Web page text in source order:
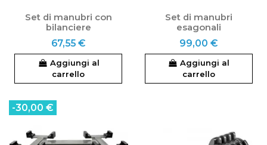
Set di manubri con
bilanciere
67,55 €
Aggiungi al
carrello
Set di manubri
esagonali
99,00 €
Aggiungi al
carrello
-30,00 €